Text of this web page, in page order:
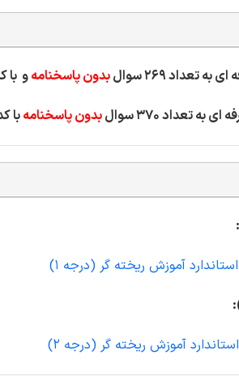
بدون پاسخنامهو با کد
بدون پاسخنامهبا کد
استاندارد آموزش ریخته گر (درجه 1)
استاندارد آموزش ریخته گر (درجه 2)